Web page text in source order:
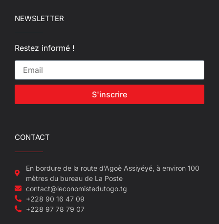
NEWSLETTER
Restez informé !
S'inscrire
CONTACT
En bordure de la route d’Agoè Assiyéyé, à environ 100
mètres du bureau de La Poste
contact@leconomistedutogo.tg
+228 90 16 47 09
+228 97 78 79 07